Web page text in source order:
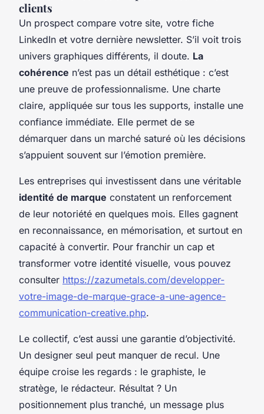
clients
Un prospect compare votre site, votre fiche
LinkedIn et votre dernière newsletter. S’il voit trois
univers graphiques différents, il doute. La
cohérence n’est pas un détail esthétique : c’est
une preuve de professionnalisme. Une charte
claire, appliquée sur tous les supports, installe une
confiance immédiate. Elle permet de se
démarquer dans un marché saturé où les décisions
s’appuient souvent sur l’émotion première.
Les entreprises qui investissent dans une véritable
identité de marque constatent un renforcement
de leur notoriété en quelques mois. Elles gagnent
en reconnaissance, en mémorisation, et surtout en
capacité à convertir. Pour franchir un cap et
transformer votre identité visuelle, vous pouvez
consulter https://zazumetals.com/developper-
votre-image-de-marque-grace-a-une-agence-
communication-creative.php.
Le collectif, c’est aussi une garantie d’objectivité.
Un designer seul peut manquer de recul. Une
équipe croise les regards : le graphiste, le
stratège, le rédacteur. Résultat ? Un
positionnement plus tranché, un message plus